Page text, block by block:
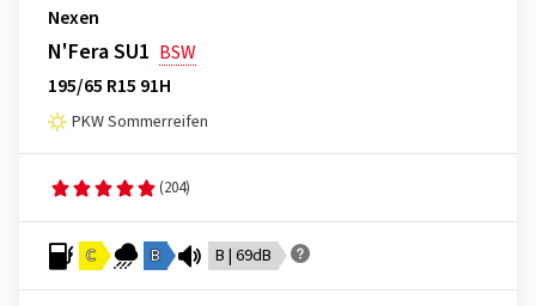
Nexen
N'Fera SU1 BSW
195/65 R15 91H
PKW Sommerreifen
(204)
C B B | 69dB